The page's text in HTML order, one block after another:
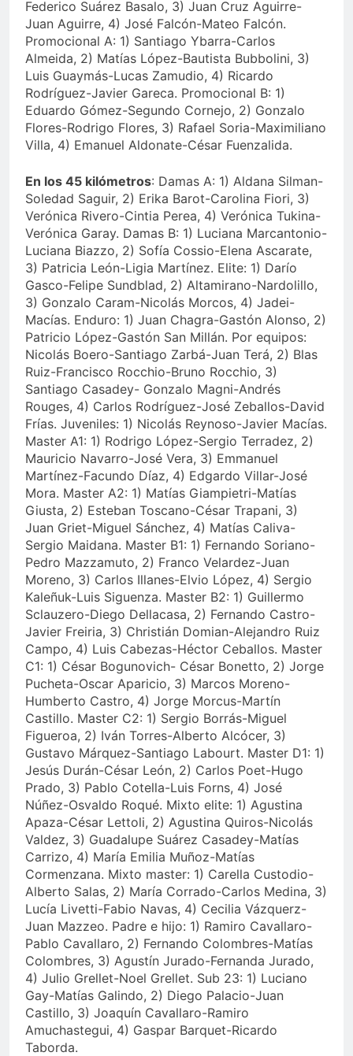
Federico Suárez Basalo, 3) Juan Cruz Aguirre-
Juan Aguirre, 4) José Falcón-Mateo Falcón.
Promocional A: 1) Santiago Ybarra-Carlos
Almeida, 2) Matías López-Bautista Bubbolini, 3)
Luis Guaymás-Lucas Zamudio, 4) Ricardo
Rodríguez-Javier Gareca. Promocional B: 1)
Eduardo Gómez-Segundo Cornejo, 2) Gonzalo
Flores-Rodrigo Flores, 3) Rafael Soria-Maximiliano
Villa, 4) Emanuel Aldonate-César Fuenzalida.
En los 45 kilómetros: Damas A: 1) Aldana Silman-
Soledad Saguir, 2) Erika Barot-Carolina Fiori, 3)
Verónica Rivero-Cintia Perea, 4) Verónica Tukina-
Verónica Garay. Damas B: 1) Luciana Marcantonio-
Luciana Biazzo, 2) Sofía Cossio-Elena Ascarate,
3) Patricia León-Ligia Martínez. Elite: 1) Darío
Gasco-Felipe Sundblad, 2) Altamirano-Nardolillo,
3) Gonzalo Caram-Nicolás Morcos, 4) Jadei-
Macías. Enduro: 1) Juan Chagra-Gastón Alonso, 2)
Patricio López-Gastón San Millán. Por equipos:
Nicolás Boero-Santiago Zarbá-Juan Terá, 2) Blas
Ruiz-Francisco Rocchio-Bruno Rocchio, 3)
Santiago Casadey- Gonzalo Magni-Andrés
Rouges, 4) Carlos Rodríguez-José Zeballos-David
Frías. Juveniles: 1) Nicolás Reynoso-Javier Macías.
Master A1: 1) Rodrigo López-Sergio Terradez, 2)
Mauricio Navarro-José Vera, 3) Emmanuel
Martínez-Facundo Díaz, 4) Edgardo Villar-José
Mora. Master A2: 1) Matías Giampietri-Matías
Giusta, 2) Esteban Toscano-César Trapani, 3)
Juan Griet-Miguel Sánchez, 4) Matías Caliva-
Sergio Maidana. Master B1: 1) Fernando Soriano-
Pedro Mazzamuto, 2) Franco Velardez-Juan
Moreno, 3) Carlos Illanes-Elvio López, 4) Sergio
Kaleñuk-Luis Siguenza. Master B2: 1) Guillermo
Sclauzero-Diego Dellacasa, 2) Fernando Castro-
Javier Freiria, 3) Christián Domian-Alejandro Ruiz
Campo, 4) Luis Cabezas-Héctor Ceballos. Master
C1: 1) César Bogunovich- César Bonetto, 2) Jorge
Pucheta-Oscar Aparicio, 3) Marcos Moreno-
Humberto Castro, 4) Jorge Morcus-Martín
Castillo. Master C2: 1) Sergio Borrás-Miguel
Figueroa, 2) Iván Torres-Alberto Alcócer, 3)
Gustavo Márquez-Santiago Labourt. Master D1: 1)
Jesús Durán-César León, 2) Carlos Poet-Hugo
Prado, 3) Pablo Cotella-Luis Forns, 4) José
Núñez-Osvaldo Roqué. Mixto elite: 1) Agustina
Apaza-César Lettoli, 2) Agustina Quiros-Nicolás
Valdez, 3) Guadalupe Suárez Casadey-Matías
Carrizo, 4) María Emilia Muñoz-Matías
Cormenzana. Mixto master: 1) Carella Custodio-
Alberto Salas, 2) María Corrado-Carlos Medina, 3)
Lucía Livetti-Fabio Navas, 4) Cecilia Vázquerz-
Juan Mazzeo. Padre e hijo: 1) Ramiro Cavallaro-
Pablo Cavallaro, 2) Fernando Colombres-Matías
Colombres, 3) Agustín Jurado-Fernanda Jurado,
4) Julio Grellet-Noel Grellet. Sub 23: 1) Luciano
Gay-Matías Galindo, 2) Diego Palacio-Juan
Castillo, 3) Joaquín Cavallaro-Ramiro
Amuchastegui, 4) Gaspar Barquet-Ricardo
Taborda.